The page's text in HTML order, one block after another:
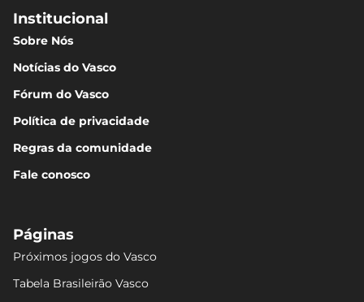
Institucional
Sobre Nós
Notícias do Vasco
Fórum do Vasco
Política de privacidade
Regras da comunidade
Fale conosco
Páginas
Próximos jogos do Vasco
Tabela Brasileirão Vasco